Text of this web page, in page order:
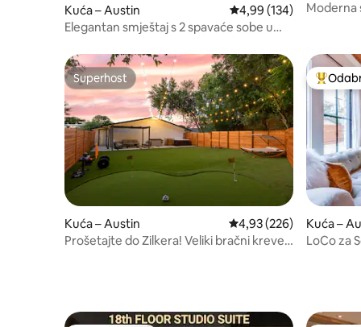
Kuća – Austin Prosječna ocjena:
4,99 (134)
Elegantan smještaj s 2 spavaće sobe u
Moderna
Superhost
Superhost
Kuća – Austin Prosječna ocjena: 4,93/
4,93 (226)
Prošetajte do Zilkera! Veliki bračni krevet,
Među
Kuća –
LoCo za